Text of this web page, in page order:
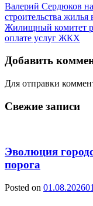
Валерий Сердюков
строительства жилья
Жилищный комитет
оплате услуг ЖКХ
Добавить
Для отправки
Свежие записи
Эволюция
порога
Posted on 01.08.2026